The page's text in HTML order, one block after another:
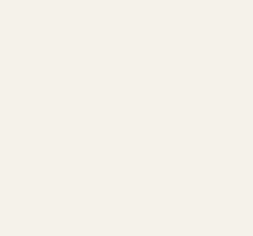
per Forbice
nostre offerte
di avere a
farà la differenza